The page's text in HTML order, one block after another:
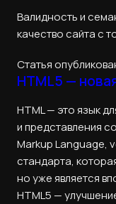
Валидность и
качество сайта с
Статья
HTML5 —
HTML — это язык
и представления
Markup Language,
стандарта,
но уже является
HTML5 —